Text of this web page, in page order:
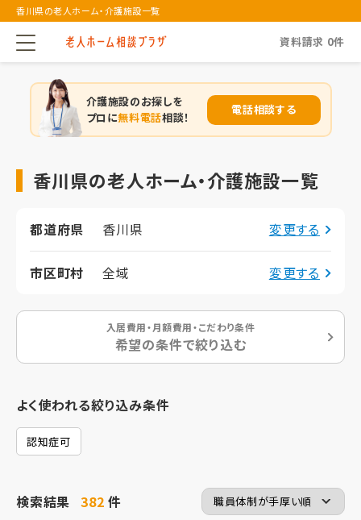
香川県の老人ホーム・介護施設一覧
資料請求 0件
介護施設のお探しを
プロに無料電話相談！
電話相談する
香川県の老人ホーム・介護施設一覧
都道府県 香川県 変更する
市区町村 全域 変更する
入居費用・月額費用・こだわり条件
希望の条件で絞り込む
よく使われる絞り込み条件
認知症可
検索結果 382件